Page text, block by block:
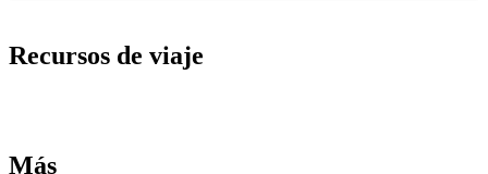
Recursos de viaje
Más